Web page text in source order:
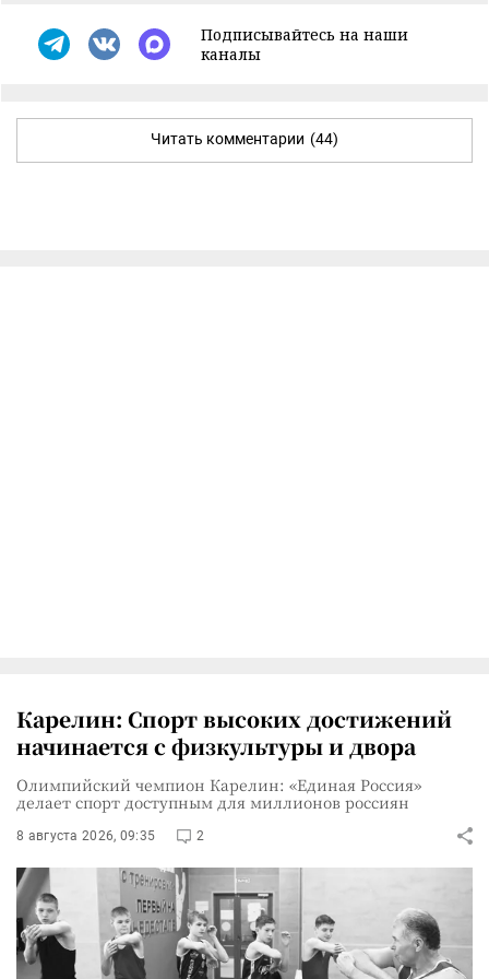
Подписывайтесь на наши
каналы
Читать комментарии (44)
Карелин: Спорт высоких достижений
начинается с физкультуры и двора
Олимпийский чемпион Карелин: «Единая Россия»
делает спорт доступным для миллионов россиян
8 августа 2026, 09:35 2